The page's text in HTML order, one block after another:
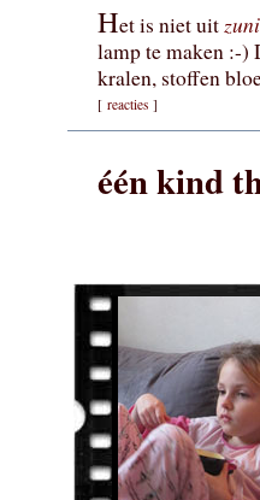
Het is niet uit
lamp te maken :-)
kralen, stoffen
[ reacties ]
één kind